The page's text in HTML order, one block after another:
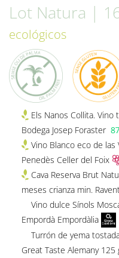
Lot Natura |
ecológicos
Els Nanos Collita.
Bodega Josep Foraster
Vino Blanco eco de las
Penedès Celler del Foix
Cava Reserva Brut
meses crianza min.
Vino dulce Sínols
Empordà Empordàlia
Turrón de yema
Great Taste Alemany 125